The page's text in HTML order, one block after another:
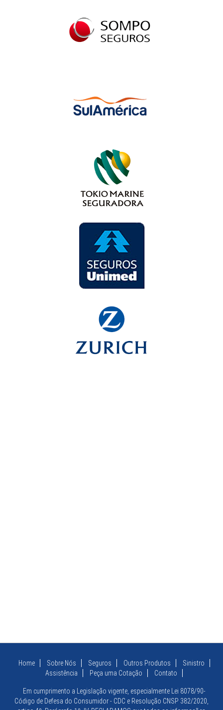
Home Sobre Nós Seguros Outros Produtos
Sinistro
Assistência
Peça uma Cotação Contato
Em cumprimento a Legislação vigente, especialmente Lei 8078/90-
Código de Defesa do Consumidor - CDC e Resolução CNSP 382/2020,